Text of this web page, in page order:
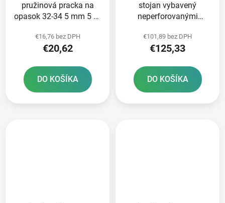
pružinová pracka na
opasok 32-34 5 mm 5 ks
Nemecko
€16,76 bez DPH
€20,62
DO KOŠÍKA
stojan vybavený
neperforovanými
typ W1 10x10 ks
NORMACLAMP TORRO -
€101,89 bez DPH
€125,33
DO KOŠÍKA